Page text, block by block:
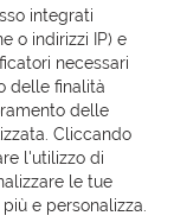
integrati
o indirizzi IP) e
necessari
delle finalità
delle
Cliccando
l'utilizzo di
le tue
e personalizza.